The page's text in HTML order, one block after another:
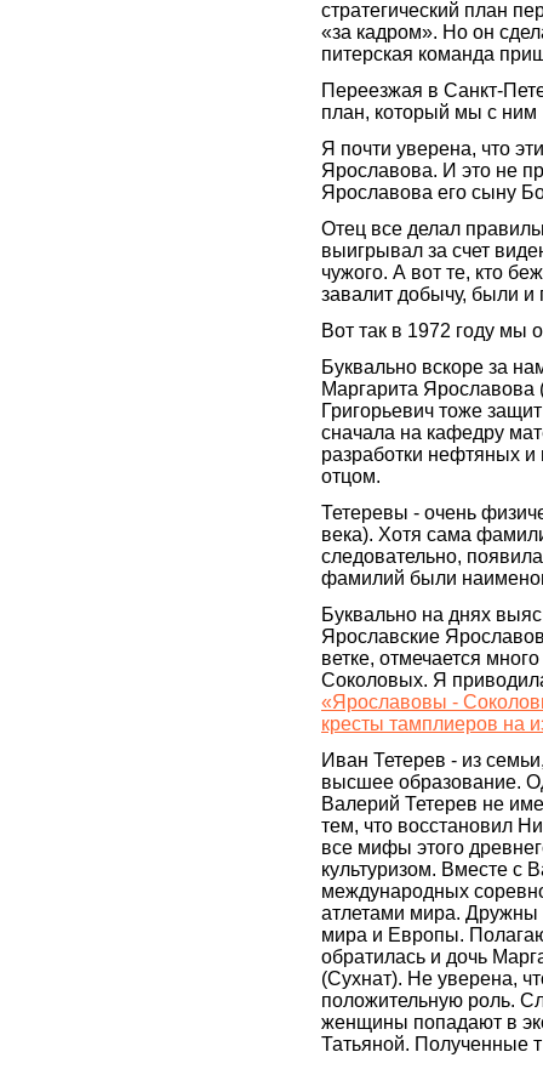
стратегический план
«за кадром». Но он
питерская команда
Переезжая в Санкт-
план, который мы с ним
Я почти уверена, что
Ярославова. И это не
Ярославова его сыну
Отец все делал
выигрывал за счет
чужого. А вот те, кто
завалит добычу, были
Вот так в 1972 году мы
Буквально вскоре за
Маргарита
Григорьевич тоже
сначала на кафедру
разработки нефтяных
отцом.
Тетеревы - очень
века). Хотя сама
следовательно,
фамилий были
Буквально на днях
Ярославские
ветке, отмечается
Соколовых. Я
«Ярославовы -
кресты тамплиеров на
Иван Тетерев - из
высшее образование.
Валерий Тетерев не
тем, что восстановил
все мифы этого
культуризом. Вместе с
международных
атлетами мира.
мира и Европы.
обратилась и дочь
(Сухнат). Не уверена,
положительную роль.
женщины попадают в
Татьяной. Полученные